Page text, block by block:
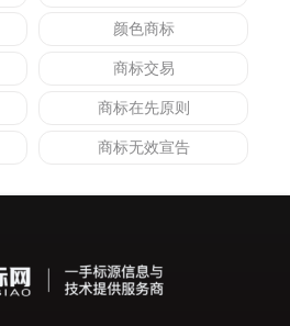
颜色商标
商标交易
商标在先原则
商标无效宣告